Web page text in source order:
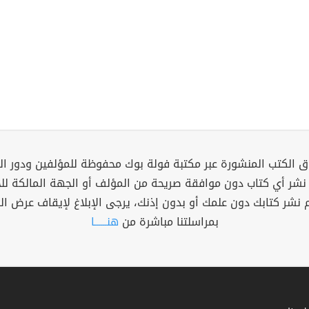
الكتب المنشورة عبر مكتبة فولة بوك محفوظة للمؤلفين ودور
نشر أي كتاب دون موافقة صريحة من المؤلف أو الجهة المالكة
نشر كتابك دون علمك أو بدون إذنك، يرجى الإبلاغ لإيقاف عرض
بمراسلتنا مباشرة من هنــــــا